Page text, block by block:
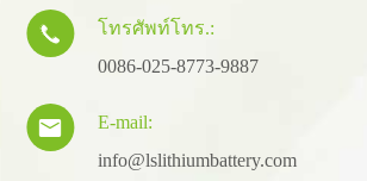

โทรศัพท์โทร.:
0086-025-8773-9887

E-mail:
info@lslithiumbattery.com